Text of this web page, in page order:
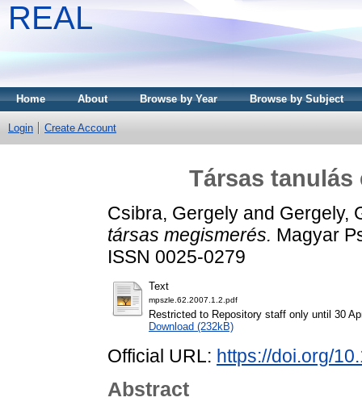
REAL
Home About Browse by Year Browse by Subject
Login Create Account
Társas tanulás
Csibra, Gergely and Gergely,
társas megismerés. Magyar
ISSN 0025-0279
Text
mpszle.62.2007.1.2.pdf
Restricted to Repository staff only until 30
Download (232kB)
Official URL: https://doi.org/
Abstract